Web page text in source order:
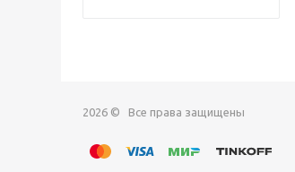
2026 © Все права защищены